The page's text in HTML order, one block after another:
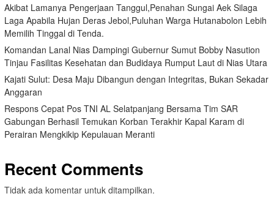
Akibat Lamanya Pengerjaan Tanggul,Penahan Sungai Aek Silaga
Laga Apabila Hujan Deras Jebol,Puluhan Warga Hutanabolon Lebih
Memilih Tinggal di Tenda.
Komandan Lanal Nias Dampingi Gubernur Sumut Bobby Nasution
Tinjau Fasilitas Kesehatan dan Budidaya Rumput Laut di Nias Utara
Kajati Sulut: Desa Maju Dibangun dengan Integritas, Bukan Sekadar
Anggaran
Respons Cepat Pos TNI AL Selatpanjang Bersama Tim SAR
Gabungan Berhasil Temukan Korban Terakhir Kapal Karam di
Perairan Mengkikip Kepulauan Meranti
Recent Comments
Tidak ada komentar untuk ditampilkan.